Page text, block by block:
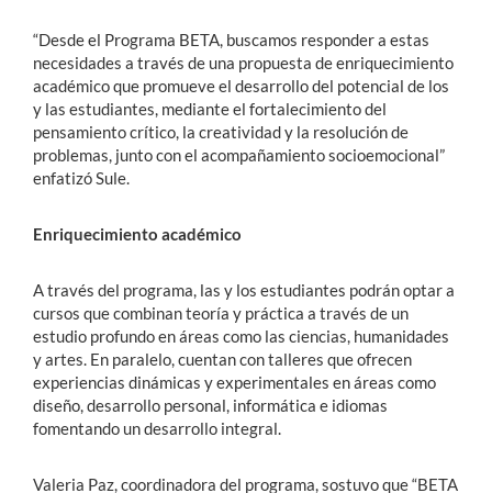
“Desde el Programa BETA, buscamos responder a estas
necesidades a través de una propuesta de enriquecimiento
académico que promueve el desarrollo del potencial de los
y las estudiantes, mediante el fortalecimiento del
pensamiento crítico, la creatividad y la resolución de
problemas, junto con el acompañamiento socioemocional”
enfatizó Sule.
Enriquecimiento académico
A través del programa, las y los estudiantes podrán optar a
cursos que combinan teoría y práctica a través de un
estudio profundo en áreas como las ciencias, humanidades
y artes. En paralelo, cuentan con talleres que ofrecen
experiencias dinámicas y experimentales en áreas como
diseño, desarrollo personal, informática e idiomas
fomentando un desarrollo integral.
Valeria Paz, coordinadora del programa, sostuvo que “BETA